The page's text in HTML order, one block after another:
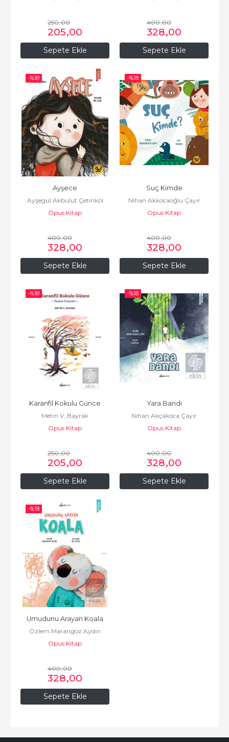
Sepete Ekle
250,00
205,00
Sepete Ekle
400,00
328,00
-%18
Sepete Ekle
Ayşece
Ayşegül Akbulut Çetinkol
Opus Kitap
400,00
328,00
-%18
Sepete Ekle
Suç Kimde
Nihan Akkocaoğlu Çayır
Opus Kitap
400,00
328,00
-%18
Sepete Ekle
Karanfil Kokulu Günce
Metin V. Bayrak
Opus Kitap
250,00
205,00
-%18
Sepete Ekle
Yara Bandı
Nihan Akçakoca Çayır
Opus Kitap
400,00
328,00
-%18
Sepete Ekle
Umudunu Arayan Koala
Özlem Marangoz Aydın
Opus Kitap
400,00
328,00